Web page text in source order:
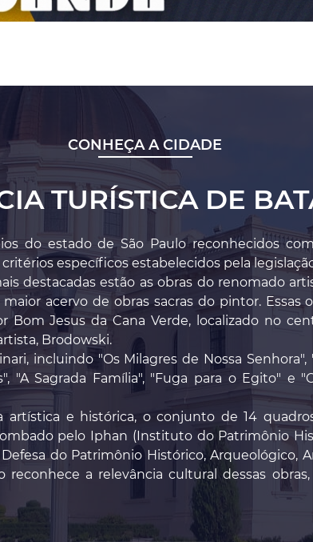
CONHEÇA A CIDADE
TURÍSTICA DE
do estado de São Paulo reconhecidos
específicos estabelecidos pela
destacadas estão as obras do renomado
acervo de obras sacras do pintor. Essas
Bom Jesus da Cana Verde, localizado no
Brodowski.
incluindo "Os Milagres de Nossa Senhora",
"A Sagrada Família", "Fuga para o Egito" e
e histórica, o conjunto de 14
pelo Iphan (Instituto do Patrimônio
do Patrimônio Histórico, Arqueológico,
reconhece a relevância cultural dessas